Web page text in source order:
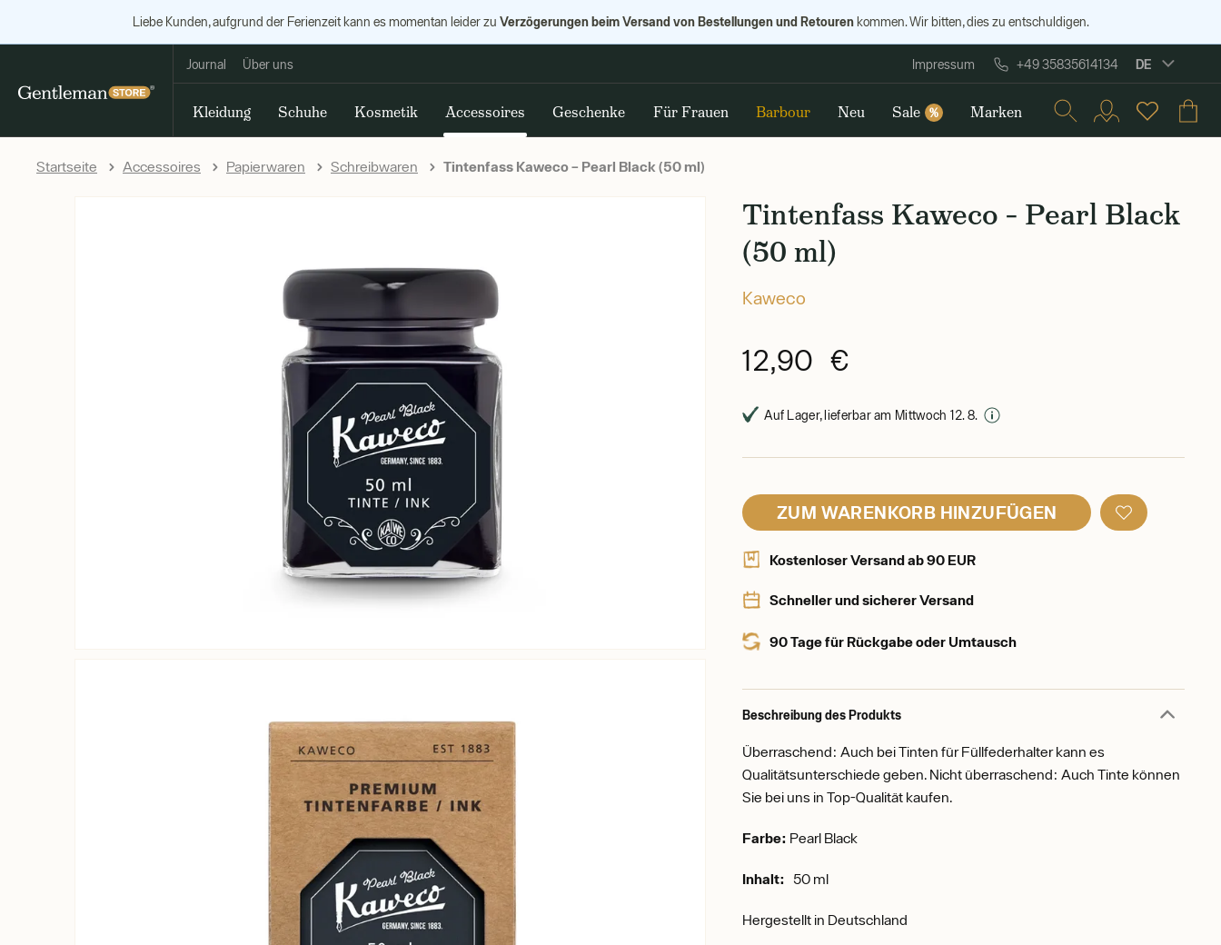
Liebe Kunden, aufgrund der Ferienzeit kann es momentan leider zu Verzögerungen beim Versand von Bestellungen und Retourenkommen. Wir bitten, dies zu entschuldigen.
Journal Über uns Impressum +49 35835614134 DE
Kleidung Schuhe Kosmetik Accessoires Geschenke Für Frauen Barbour Neu Sale % Marken
Startseite Accessoires Papierwaren Schreibwaren Tintenfass Kaweco – Pearl Black (50 ml)
Tintenfass Kaweco – Pearl Black
(50 ml)
Kaweco
12,90 €
Auf Lager, lieferbar am Mittwoch 12. 8.
ZUM WARENKORB HINZUFÜGEN
Kostenloser Versand ab 90 EUR
Schneller und sicherer Versand
90 Tage für Rückgabe oder Umtausch
Beschreibung des Produkts
Überraschend: Auch bei Tinten für Füllfederhalter kann es
Qualitätsunterschiede geben. Nicht überraschend: Auch Tinte können
Sie bei uns in Top-Qualität kaufen.
Farbe: Pearl Black
Inhalt: 50 ml
Hergestellt in Deutschland